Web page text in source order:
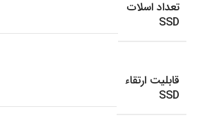
تعداد اسلات
SSD
قابلیت ارتقاء
SSD